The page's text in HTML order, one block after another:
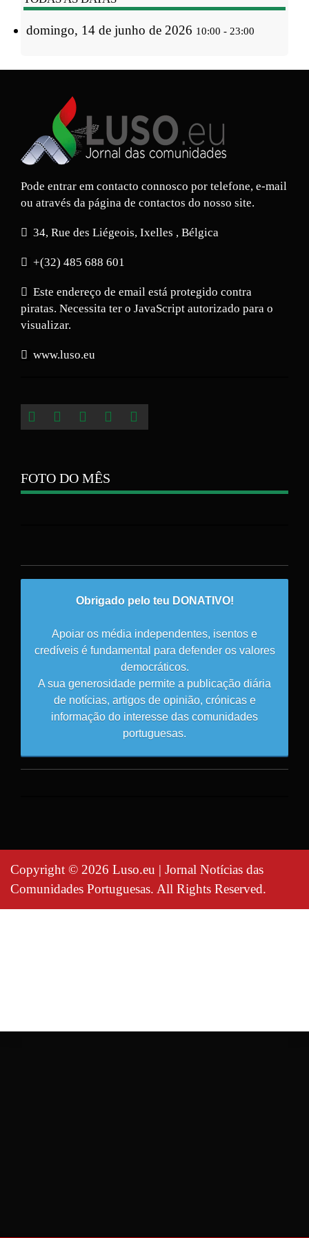
domingo, 14 de junho de 2026 10:00 - 23:00
Pode entrar em contacto connosco por telefone, e-mail
ou através da página de contactos do nosso site.
34, Rue des Liégeois, Ixelles , Bélgica
+(32) 485 688 601
Este endereço de email está protegido contra
piratas. Necessita ter o JavaScript autorizado para o
visualizar.
www.luso.eu
FOTO DO MÊS
Obrigado pelo teu DONATIVO!
Apoiar os média independentes, isentos e
credíveis é fundamental para defender os valores
democráticos.
A sua generosidade permite a publicação diária
de notícias, artigos de opinião, crónicas e
informação do interesse das comunidades
portuguesas.
Copyright © 2026 Luso.eu | Jornal Notícias das
Comunidades Portuguesas. All Rights Reserved.